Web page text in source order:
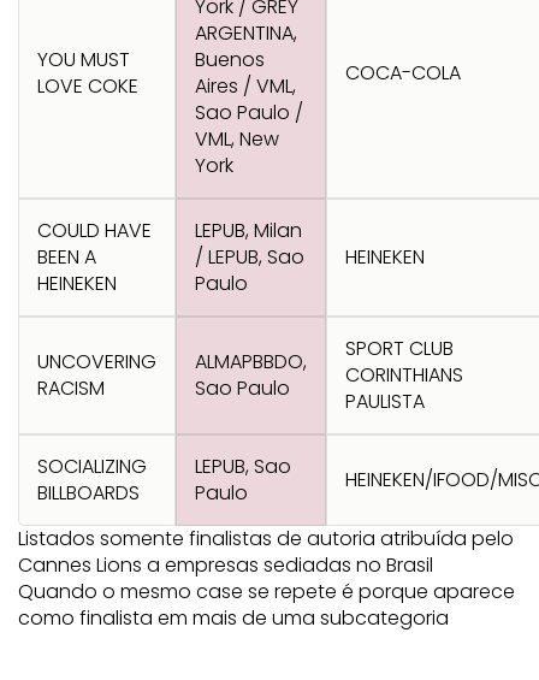
YOU MUST
LOVE COKE
York / GREY
ARGENTINA,
Buenos
Aires / VML,
Sao Paulo /
VML, New
York
COCA-COLA
COULD HAVE
BEEN A
HEINEKEN
LEPUB, Milan
/ LEPUB, Sao
Paulo
HEINEKEN
UNCOVERING
RACISM
ALMAPBBDO,
Sao Paulo
SPORT CLUB
CORINTHIANS
PAULISTA
SOCIALIZING
BILLBOARDS
LEPUB, Sao
Paulo
HEINEKEN/IFOOD/
Listados somente finalistas de autoria atribuída pelo
Cannes Lions a empresas sediadas no Brasil
Quando o mesmo case se repete é porque aparece
como finalista em mais de uma subcategoria